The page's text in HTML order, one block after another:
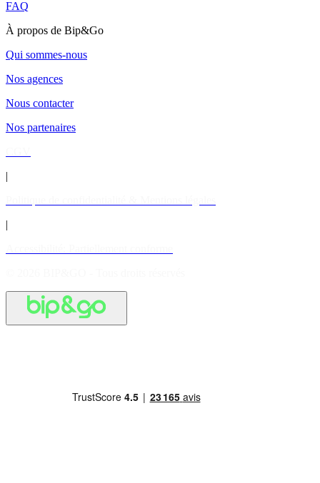
FAQ
À propos de Bip&Go
Qui sommes-nous
Nos agences
Nous contacter
Nos partenaires
|
|